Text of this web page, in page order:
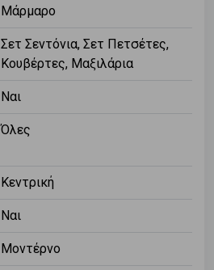
Μάρμαρο
Σετ Σεντόνια, Σετ Πετσέτες,
Κουβέρτες, Μαξιλάρια
Ναι
Όλες
Κεντρική
Ναι
Μοντέρνο